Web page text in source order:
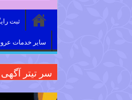
ثبت
سایر خدمات
سر تیتر آگهی